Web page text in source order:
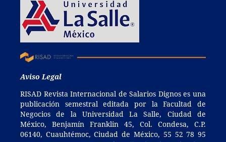
Aviso Legal
RISAD Revista Internacional de Salarios Dignos es una
publicación semestral editada por la Facultad de
Negocios de la Universidad La Salle, Ciudad de
México, Benjamín Franklin 45, Col. Condesa, C.P.
06140, Cuauhtémoc, Ciudad de México, 55 52 78 95